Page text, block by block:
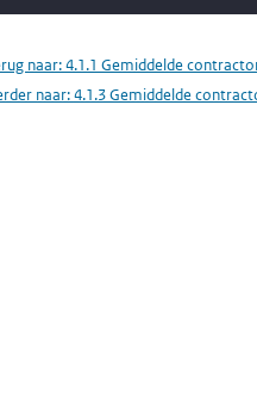
naar:4.1.1 Gemiddelde
naar:4.1.3 Gemiddelde